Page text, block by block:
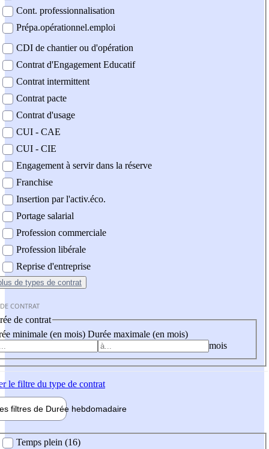
Cont. professionnalisation
Prépa.opérationnel.emploi
CDI de chantier ou d'opération
Contrat d'Engagement Educatif
Contrat intermittent
Contrat pacte
Contrat d'usage
CUI - CAE
CUI - CIE
Engagement à servir dans la réserve
Franchise
Insertion par l'activ.éco.
Portage salarial
Profession commerciale
Profession libérale
Reprise d'entreprise
de types de contrat
CONTRAT
de contrat
minimale (en mois) Durée maximale (en mois)
mois
le filtre du type de contrat
filtres de Durée hebdomadaire
Temps plein (16)